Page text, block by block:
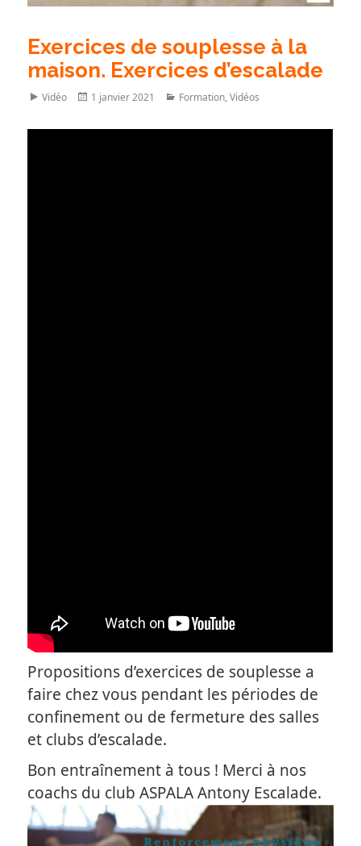
Exercices de souplesse à la
maison. Exercices d’escalade
Format
Vidéo
Posted
1 janvier 2021 Categories
Formation,Vidéos
Propositions d’exercices de souplesse a
faire chez vous pendant les périodes de
confinement ou de fermeture des salles
et clubs d’escalade.
Bon entraînement à tous ! Merci à nos
coachs du club ASPALA Antony Escalade.